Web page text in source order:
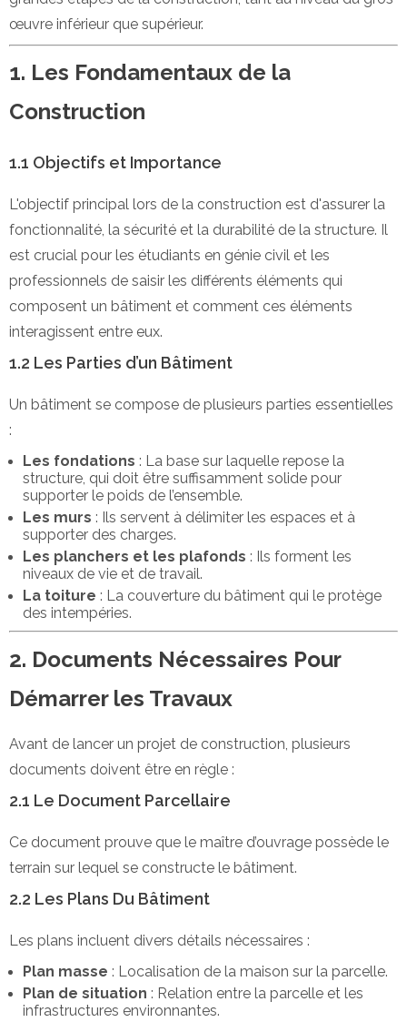
œuvre inférieur que supérieur.
1. Les Fondamentaux de la
Construction
1.1 Objectifs et Importance
L'objectif principal lors de la construction est d'assurer la
fonctionnalité, la sécurité et la durabilité de la structure. Il
est crucial pour les étudiants en génie civil et les
professionnels de saisir les différents éléments qui
composent un bâtiment et comment ces éléments
interagissent entre eux.
1.2 Les Parties d’un Bâtiment
Un bâtiment se compose de plusieurs parties essentielles
:
Les fondations : La base sur laquelle repose la
structure, qui doit être suffisamment solide pour
supporter le poids de l’ensemble.
Les murs : Ils servent à délimiter les espaces et à
supporter des charges.
Les planchers et les plafonds : Ils forment les
niveaux de vie et de travail.
La toiture : La couverture du bâtiment qui le protège
des intempéries.
2. Documents Nécessaires Pour
Démarrer les Travaux
Avant de lancer un projet de construction, plusieurs
documents doivent être en règle :
2.1 Le Document Parcellaire
Ce document prouve que le maître d’ouvrage possède le
terrain sur lequel se constructe le bâtiment.
2.2 Les Plans Du Bâtiment
Les plans incluent divers détails nécessaires :
Plan masse : Localisation de la maison sur la parcelle.
Plan de situation : Relation entre la parcelle et les
infrastructures environnantes.